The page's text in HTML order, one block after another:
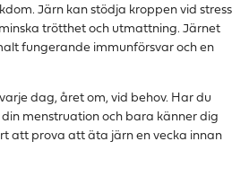
Järn kan stödja kroppen vid stress
trötthet och utmattning. Järnet
fungerande immunförsvar och en
dag, året om, vid behov. Har du
menstruation och bara känner dig
att prova att äta järn en vecka innan